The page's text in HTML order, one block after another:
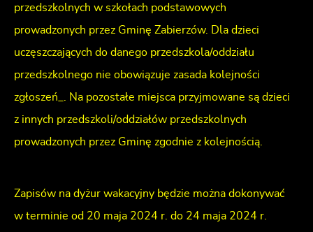
przedszkolnych w szkołach podstawowych
prowadzonych przez Gminę Zabierzów. Dla dzieci
uczęszczających do danego przedszkola/oddziału
przedszkolnego nie obowiązuje zasada kolejności
zgłoszeń_. Na pozostałe miejsca przyjmowane są dzieci
z innych przedszkoli/oddziałów przedszkolnych
prowadzonych przez Gminę zgodnie z kolejnością.
Zapisów na dyżur wakacyjny będzie można dokonywać
w terminie od 20 maja 2024 r. do 24 maja 2024 r.